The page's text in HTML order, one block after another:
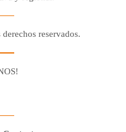
reservados.